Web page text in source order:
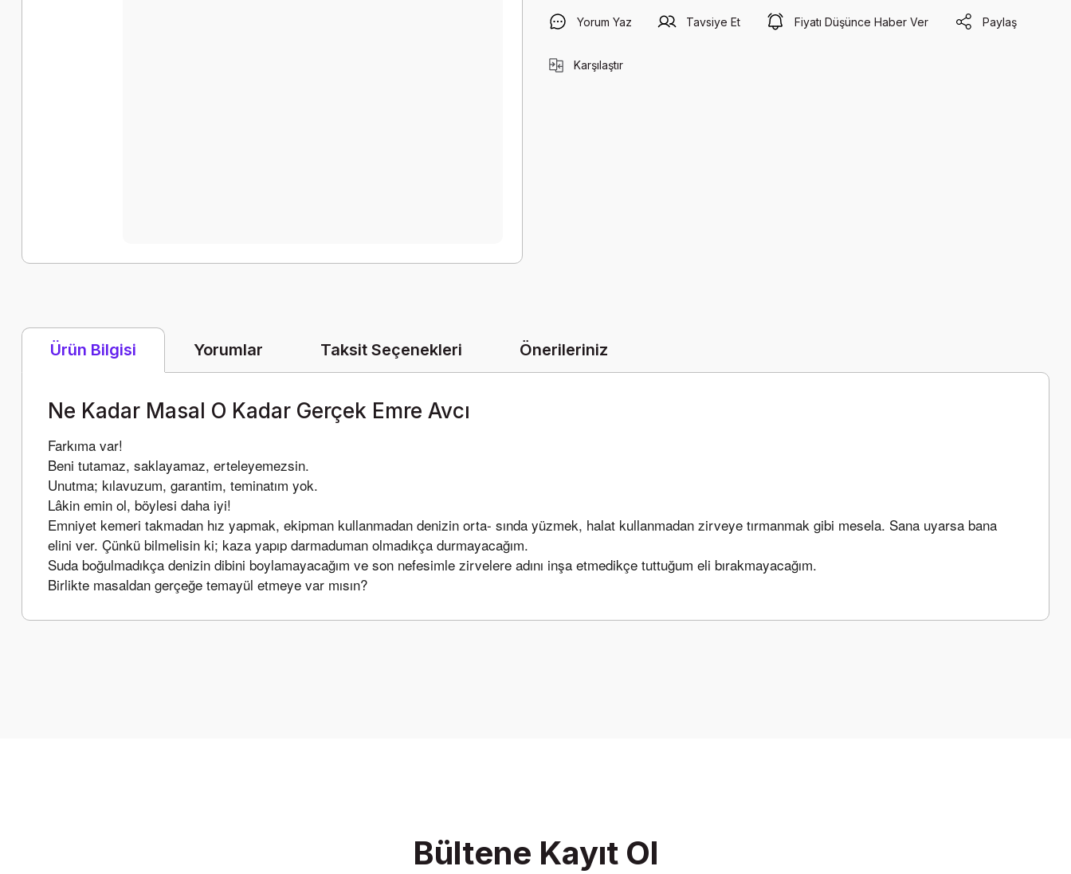
Yorum Yaz Tavsiye Et Fiyatı Düşünce Haber Ver Paylaş
Karşılaştır
Ürün Bilgisi Yorumlar Taksit Seçenekleri Önerileriniz
Ne Kadar Masal O Kadar Gerçek Emre Avcı
Farkıma var!
Beni tutamaz, saklayamaz, erteleyemezsin.
Unutma; kılavuzum, garantim, teminatım yok.
Lâkin emin ol, böylesi daha iyi!
Emniyet kemeri takmadan hız yapmak, ekipman kullanmadan denizin orta- sında yüzmek, halat kullanmadan zirveye tırmanmak gibi mesela. Sana uyarsa bana
elini ver. Çünkü bilmelisin ki; kaza yapıp darmaduman olmadıkça durmayacağım.
Suda boğulmadıkça denizin dibini boylamayacağım ve son nefesimle zirvelere adını inşa etmedikçe tuttuğum eli bırakmayacağım.
Birlikte masaldan gerçeğe temayül etmeye var mısın?
Bültene Kayıt Ol